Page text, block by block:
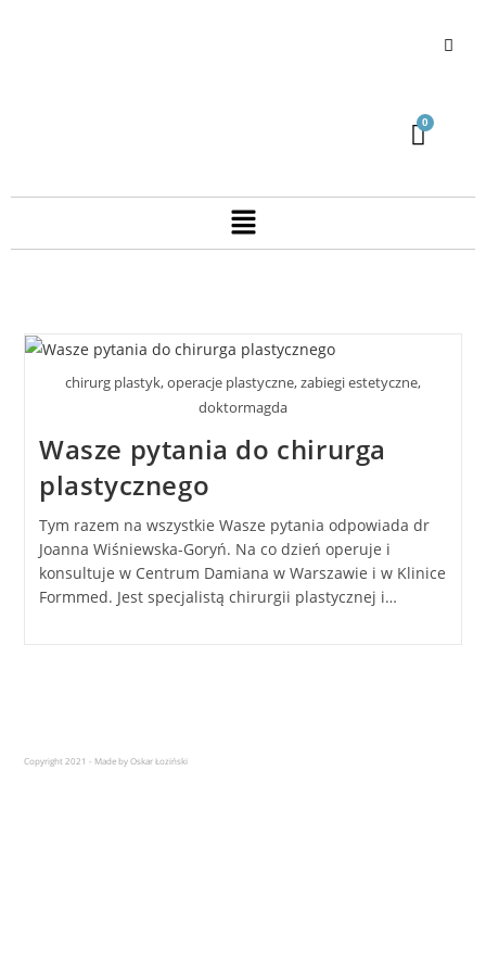
chirurg plastyk, operacje plastyczne, zabiegi estetyczne,
doktormagda
Wasze pytania do chirurga
plastycznego
Tym razem na wszystkie Wasze pytania odpowiada dr
Joanna Wiśniewska-Goryń. Na co dzień operuje i
konsultuje w Centrum Damiana w Warszawie i w Klinice
Formmed. Jest specjalistą chirurgii plastycznej i…
Copyright 2021 - Made by Oskar Łoziński